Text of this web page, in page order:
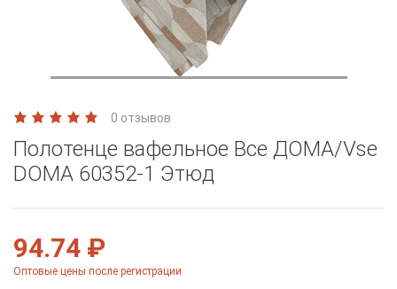
0 отзывов
Полотенце вафельное Все ДОМА/Vse
DOMA 60352-1 Этюд
94.74 ₽
Оптовые цены после регистрации